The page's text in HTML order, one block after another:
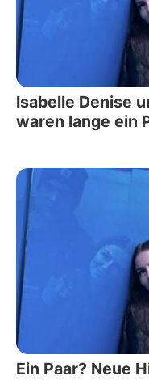
Isabelle Denise
waren lange ein
Ein Paar? Neue